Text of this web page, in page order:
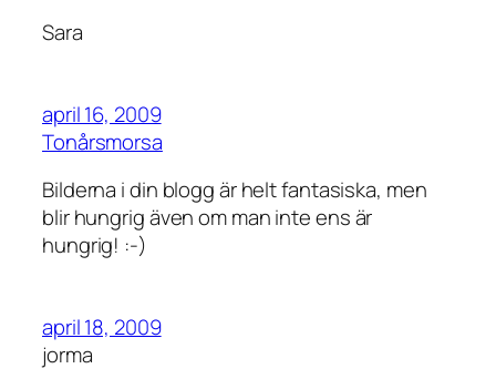
Sara
april 16, 2009
Tonårsmorsa
Bilderna i din blogg är helt fantasiska, men
blir hungrig även om man inte ens är
hungrig! :-)
april 18, 2009
jorma